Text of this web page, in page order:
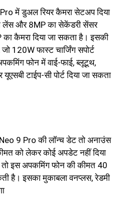
में डुअल रियर कैमरा सेटअप दिया
लेंस और 8MP का सेकेंडरी सेंसर
का कैमरा दिया जा सकता है। इसकी
120W फास्ट चार्जिंग सपोर्ट
फोन में वाई-फाई, ब्लूटूथ,
टाईप-सी पोर्ट दिया जा सकता
Neo 9 Pro की लॉन्च डेट तो अनाउंस
को लेकर कोई अपडेट नहीं दिया
तो इस अपकमिंग फोन की कीमत 40
है। इसका मुकाबला वनप्लस, रेडमी